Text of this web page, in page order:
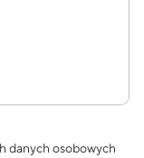
danych osobowych